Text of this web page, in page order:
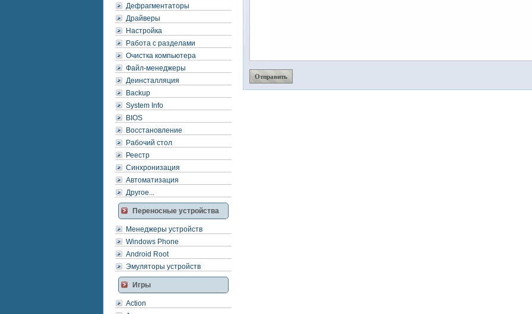
Дефрагментаторы
Драйверы
Настройка
Работа с разделами
Очистка компьютера
Файл-менеджеры
Деинсталляция
Backup
System Info
BIOS
Восстановление
Рабочий стол
Реестр
Синхронизация
Автоматизация
Другое...
Переносные устройства
Менеджеры устройств
Windows Phone
Android Root
Эмуляторы устройств
Игры
Action